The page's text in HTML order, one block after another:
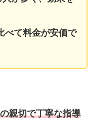
べて料金が安価で
親切で丁寧な指導